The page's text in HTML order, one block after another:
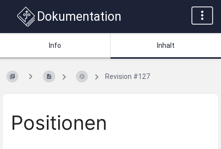
Dokumentation
Info Inhalt
Revision #127
Positionen